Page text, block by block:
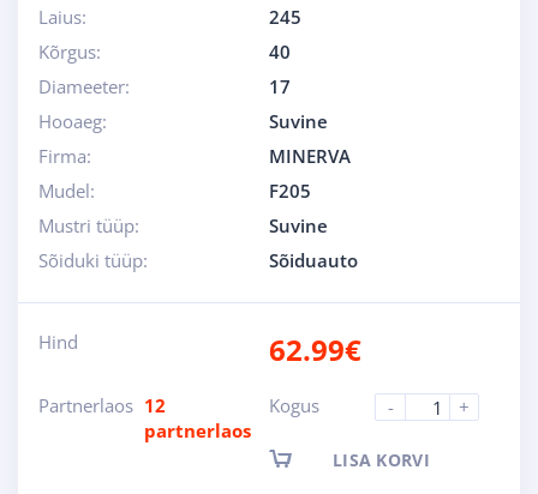
Laius:
245
Kõrgus:
40
Diameeter:
17
Hooaeg:
Suvine
Firma:
MINERVA
Mudel:
F205
Mustri tüüp:
Suvine
Sõiduki tüüp:
Sõiduauto
Hind 62.99€
Partnerlaos 12
partnerlaos
Kogus - +
LISA KORVI